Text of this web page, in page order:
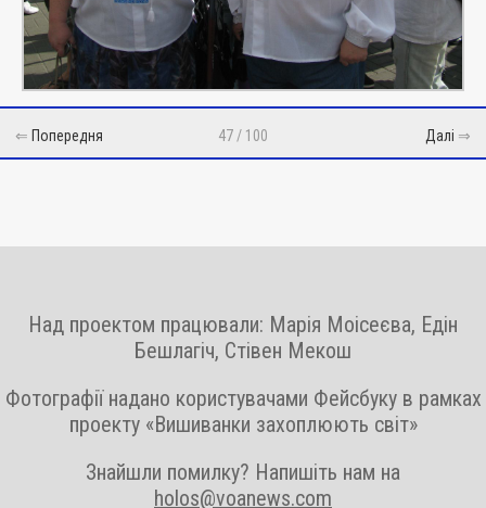
⇐ Попередня 47 / 100 Далі ⇒
Над проектом працювали: Марія Моісеєва, Едін
Бешлагіч, Стівен Мекош
Фотографії надано користувачами Фейсбуку в рамках
проекту «Вишиванки захоплюють світ»
Знайшли помилку? Напишіть нам на
holos@voanews.com